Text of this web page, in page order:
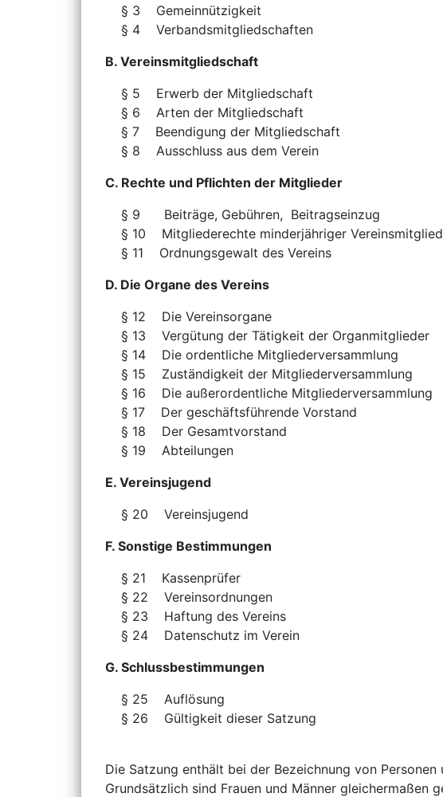
§ 3
§ 4
B. Vereinsmitgliedschaft
§ 5 Erwerb der
§ 6 Arten der
§ 7 Beendigung der
§ 8 Ausschluss aus
C. Rechte und Pflichten der Mitglieder
§ 9 Beiträge, Gebühren,
§ 10 Mitgliederechte minderjähriger
§ 11 Ordnungsgewalt
D. Die Organe des Vereins
§ 12 Die
§ 13 Vergütung der Tätigkeit der
§ 14 Die ordentliche
§ 15 Zuständigkeit der
§ 16 Die außerordentliche
§ 17 Der geschäftsführende
§ 18 Der
§ 19
E. Vereinsjugend
§ 20
F. Sonstige Bestimmungen
§ 21
§ 22
§ 23 Haftung des
§ 24 Datenschutz im
G. Schlussbestimmungen
§ 25
§ 26 Gültigkeit dieser
Die Satzung enthält bei der Bezeichnung von
Grundsätzlich sind Frauen und Männer gleichermaßen